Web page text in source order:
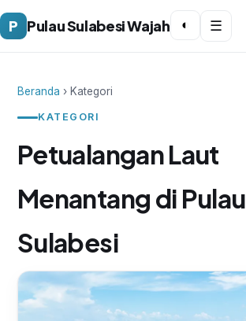
P Pulau Sulabesi Wajah ◐ ☰
Beranda › Kategori
KATEGORI
Petualangan Laut
Menantang di Pulau
Sulabesi